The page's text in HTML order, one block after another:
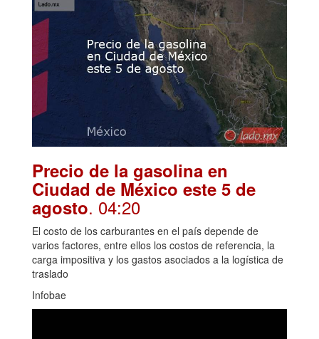
Precio de la gasolina en
Ciudad de México este 5 de
agosto. 04:20
El costo de los carburantes en el país depende de
varios factores, entre ellos los costos de referencia, la
carga impositiva y los gastos asociados a la logística de
traslado
Infobae